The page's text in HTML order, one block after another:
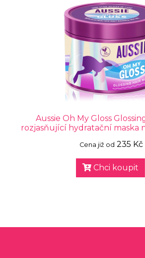
Aussie Oh My Gloss
rozjasňující hydratační maska
Cena již od 235 Kč
Chci koupit